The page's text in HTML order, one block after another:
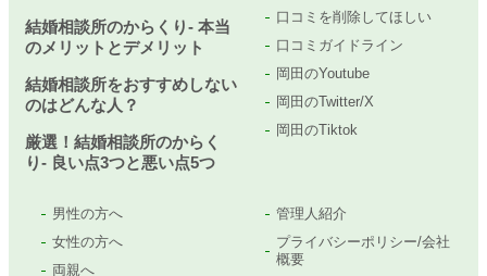
結婚相談所のからくり- 本当
のメリットとデメリット
結婚相談所をおすすめしない
のはどんな人？
厳選！結婚相談所のからく
り- 良い点3つと悪い点5つ
口コミを削除してほしい
口コミガイドライン
岡田のYoutube
岡田のTwitter/X
岡田のTiktok
男性の方へ
女性の方へ
両親へ
管理人紹介
プライバシーポリシー/会社
概要